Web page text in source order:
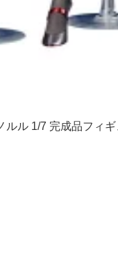
ルル 1/7 完成品フィギ